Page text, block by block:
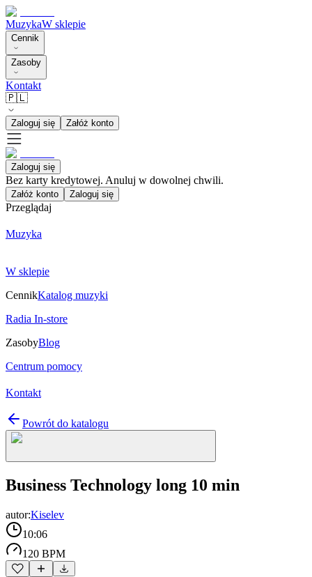
MuzykaW sklepie
Cennik
Zasoby
Kontakt
🇵🇱
Zaloguj się Załóż konto
Zaloguj się
Bez karty kredytowej. Anuluj w dowolnej chwili.
Załóż konto Zaloguj się
Przeglądaj
Muzyka
W sklepie
CennikKatalog muzyki
Radia In-store
ZasobyBlog
Centrum pomocy
Kontakt
Powrót do katalogu
Business Technology long 10 min
autor:Kiselev
10:06
120 BPM